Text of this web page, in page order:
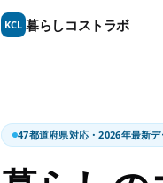
KCL 暮らしコストラボ
47都道府県対応・2026年最新デ